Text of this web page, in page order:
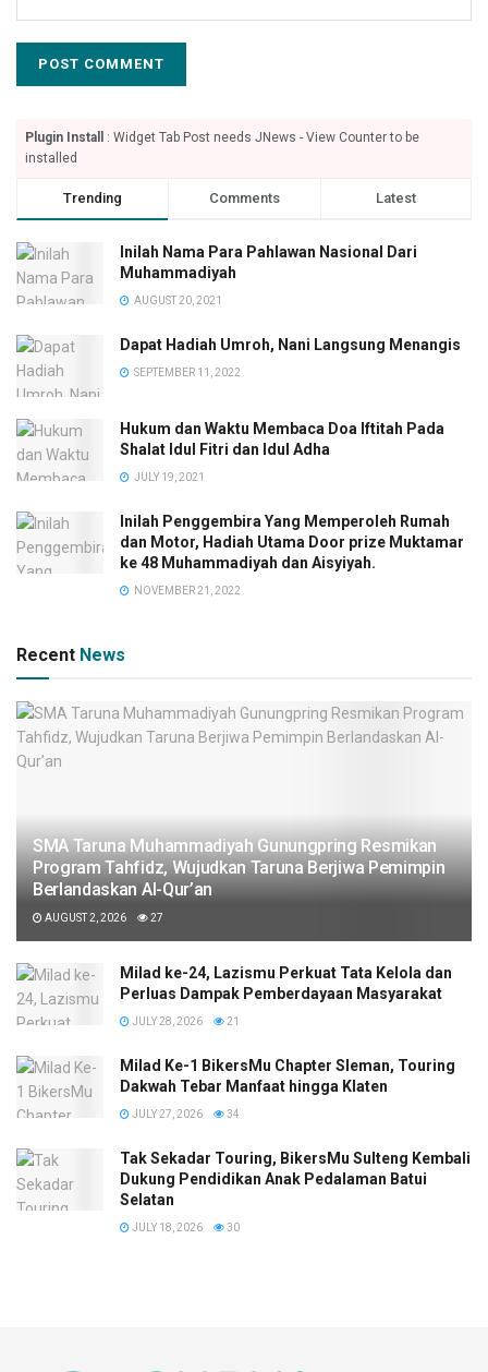
Plugin Install
: Widget Tab Post needs JNews - View Counter to be
installed
Trending Comments Latest
Inilah Nama Para Pahlawan Nasional Dari
Muhammadiyah
AUGUST 20, 2021
Dapat Hadiah Umroh, Nani Langsung Menangis
SEPTEMBER 11, 2022
Hukum dan Waktu Membaca Doa Iftitah Pada
Shalat Idul Fitri dan Idul Adha
JULY 19, 2021
Inilah Penggembira Yang Memperoleh Rumah
dan Motor, Hadiah Utama Door prize Muktamar
ke 48 Muhammadiyah dan Aisyiyah.
NOVEMBER 21, 2022
Recent News
SMA Taruna Muhammadiyah Gunungpring Resmikan
Program Tahfidz, Wujudkan Taruna Berjiwa Pemimpin
Berlandaskan Al-Qur’an
AUGUST 2, 2026 27
Milad ke-24, Lazismu Perkuat Tata Kelola dan
Perluas Dampak Pemberdayaan Masyarakat
JULY 28, 2026 21
Milad Ke-1 BikersMu Chapter Sleman, Touring
Dakwah Tebar Manfaat hingga Klaten
JULY 27, 2026 34
Tak Sekadar Touring, BikersMu Sulteng Kembali
Dukung Pendidikan Anak Pedalaman Batui
Selatan
JULY 18, 2026 30